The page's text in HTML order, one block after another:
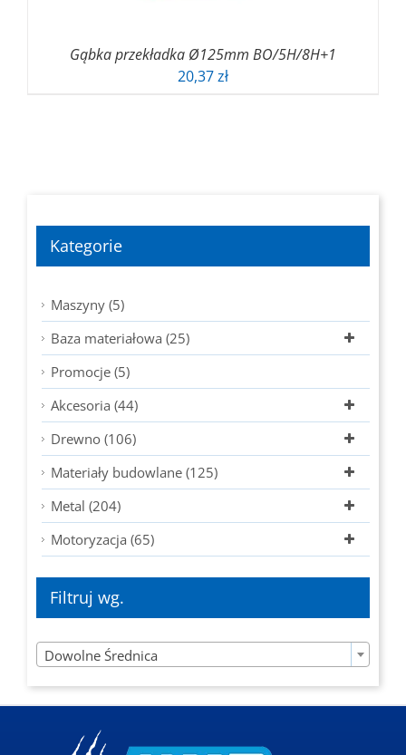
Gąbka przekładka Ø125mm BO/5H/8H+1
20,37zł
Kategorie
Maszyny (5)
Baza materiałowa (25)
Promocje (5)
Akcesoria (44)
Drewno (106)
Materiały budowlane (125)
Metal (204)
Motoryzacja (65)
Filtruj wg.
Dowolne Średnica